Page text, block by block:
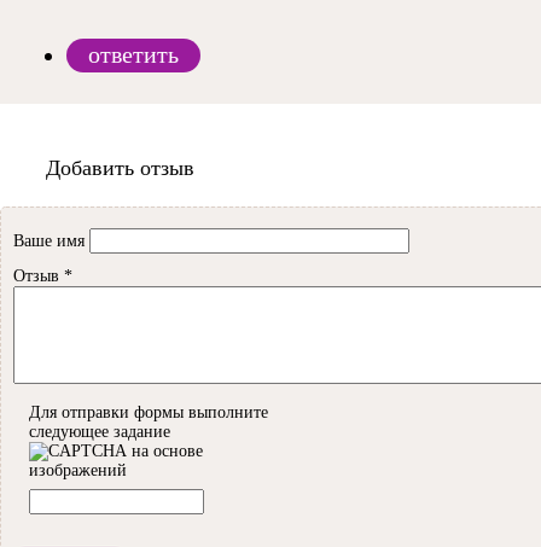
ответить
Добавить отзыв
Ваше имя
Отзыв *
Для отправки формы выполните
следующее задание